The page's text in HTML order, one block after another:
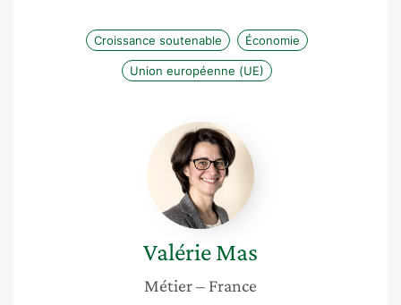
Croissance soutenable Économie
Union européenne (UE)
Valérie
Mas
ValérieMas
Métier– France